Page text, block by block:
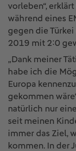
vorleben“,
während eines
gegen die Türkei
2019 mit 2:0
„Dank meiner
habe ich die
Europa
gekommen
natürlich nur
seit meinen
immer das Ziel,
kommen. In der